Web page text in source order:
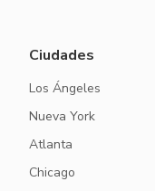
Ciudades
Los Ángeles
Nueva York
Atlanta
Chicago